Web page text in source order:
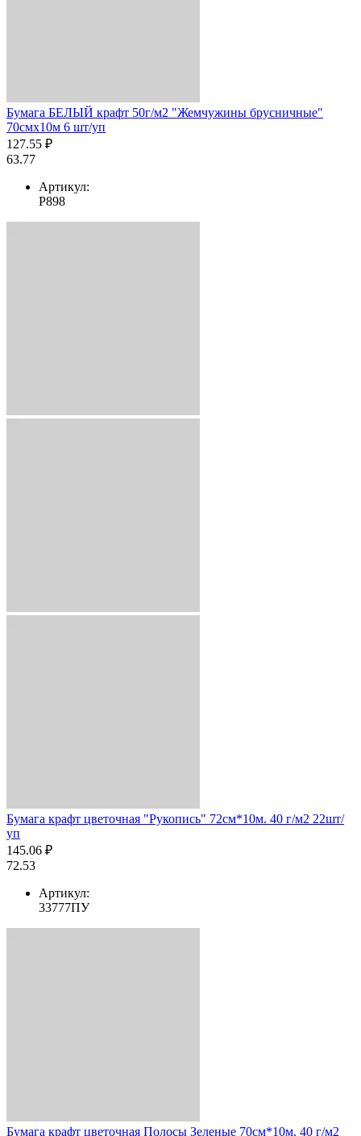
Бумага БЕЛЫЙ крафт 50г/м2 "Жемчужины брусничные"
70смх10м 6 шт/уп
127.55 ₽
63.77
Артикул:
Р898
Бумага крафт цветочная "Рукопись" 72см*10м. 40 г/м2 22шт/
уп
145.06 ₽
72.53
Артикул:
33777ПУ
Бумага крафт цветочная Полосы Зеленые 70см*10м. 40 г/м2